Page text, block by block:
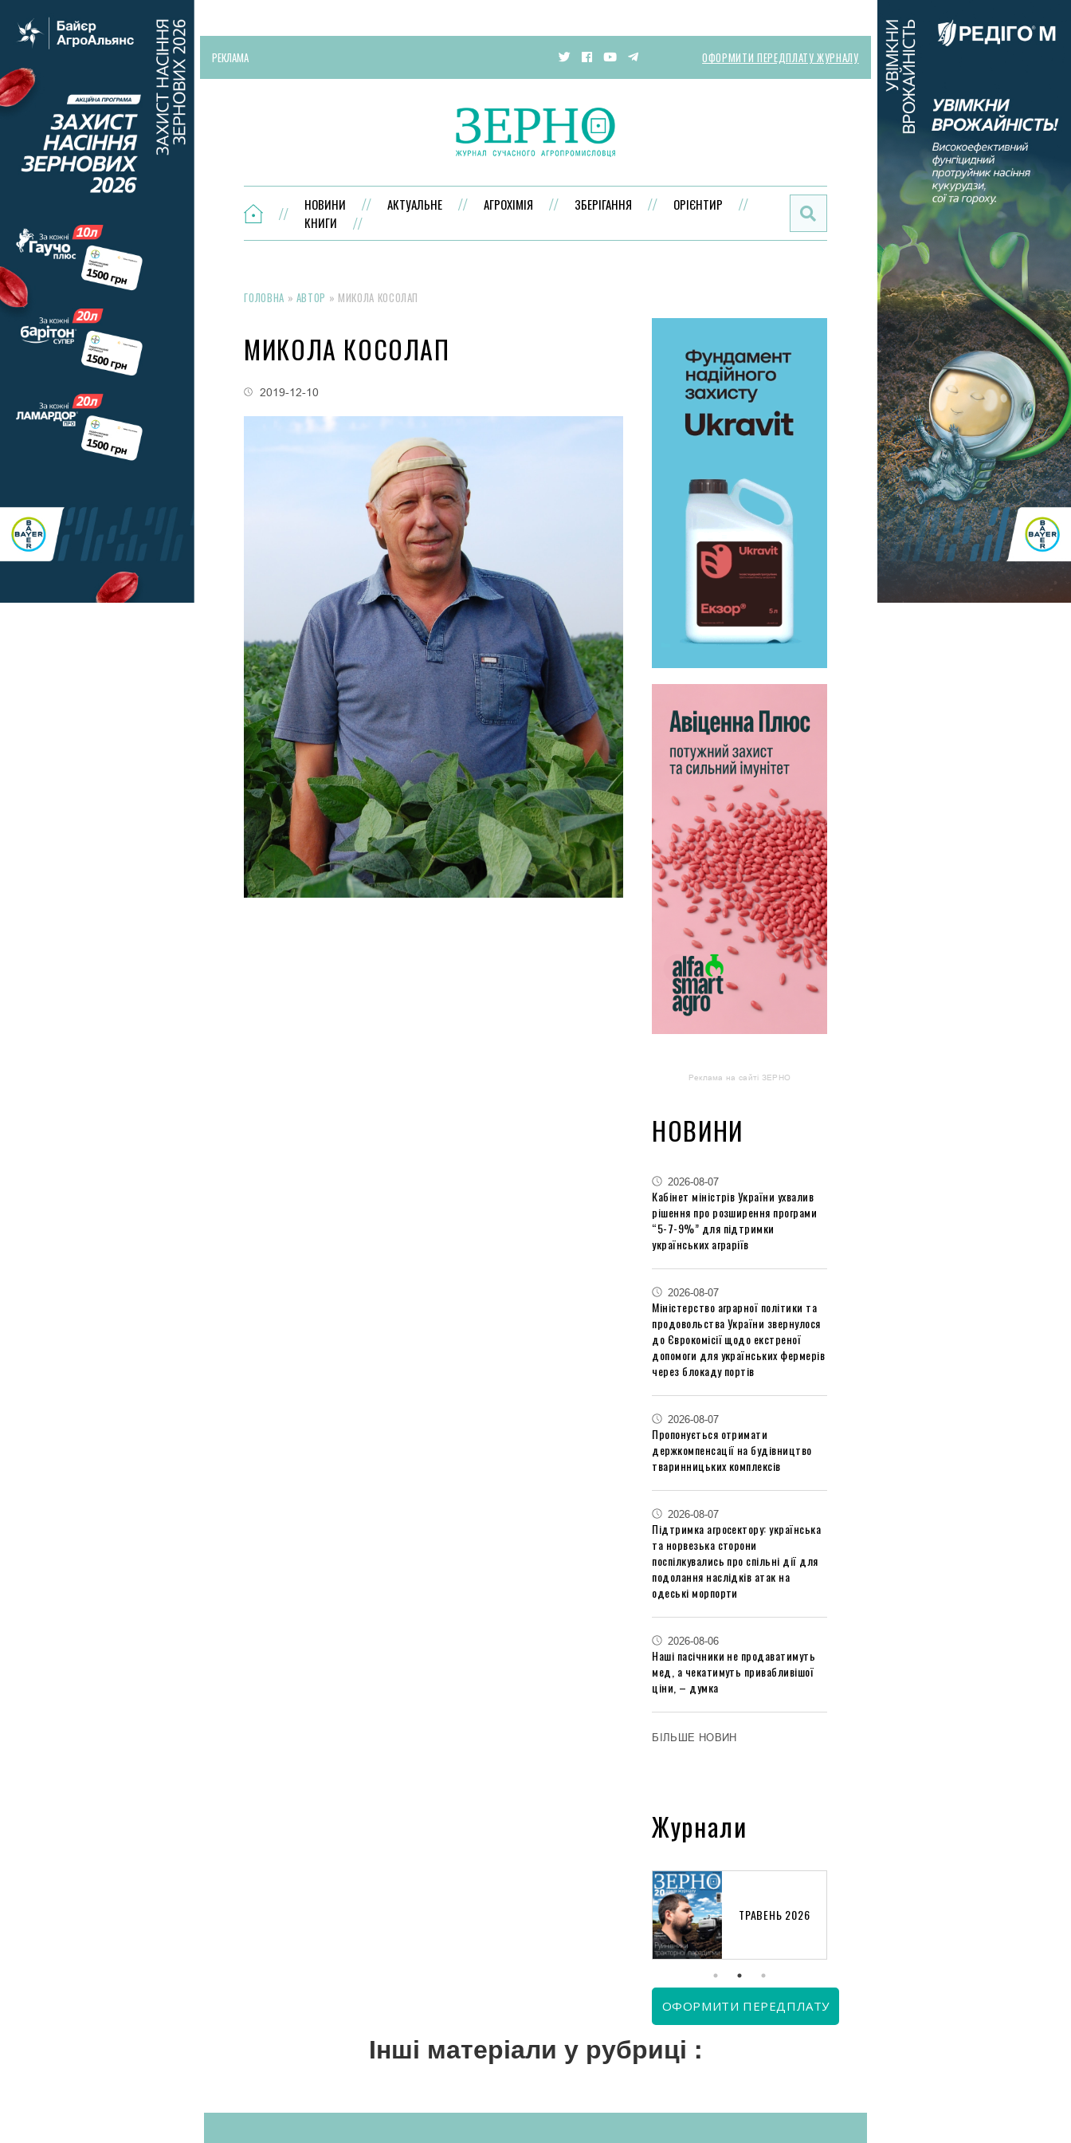
РЕКЛАМА ОФОРМИТИ ПЕРЕДПЛАТУ ЖУРНАЛУ
НОВИНИ АКТУАЛЬНЕ АГРОХІМІЯ ЗБЕРІГАННЯ
ОРІЄНТИР
КНИГИ
ГОЛОВНА » АВТОР » МИКОЛА КОСОЛАП
МИКОЛА КОСОЛАП
2019-12-10
Реклама на сайті ЗЕРНО
НОВИНИ
2026-08-07
Кабінет міністрів України ухвалив
рішення про розширення програми
“5-7-9%” для підтримки
українських аграріїв
2026-08-07
Міністерство аграрної політики та
продовольства України звернулося
до Єврокомісії щодо екстреної
допомоги для українських фермерів
через блокаду портів
2026-08-07
Пропонується отримати
держкомпенсації на будівництво
тваринницьких комплексів
2026-08-07
Підтримка агросектору: українська
та норвезька сторони
поспілкувались про спільні дії для
подолання наслідків атак на
одеські морпорти
2026-08-06
Наші пасічники не продаватимуть
мед, а чекатимуть привабливішої
ціни, – думка
БІЛЬШЕ НОВИН
Журнали
ТРАВЕНЬ 2026
ОФОРМИТИ ПЕРЕДПЛАТУ
Інші матеріали у рубриці :